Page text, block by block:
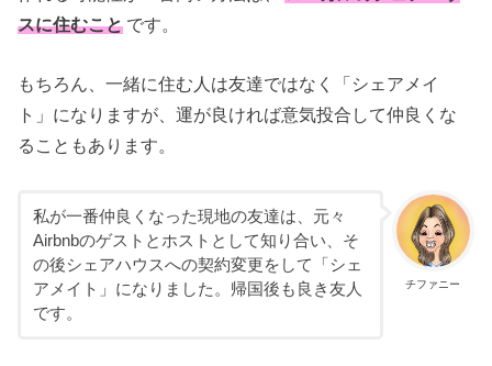
スに住むこと です。
もちろん、一緒に住む人は友達ではなく「シェアメイ
ト」になりますが、運が良ければ意気投合して仲良くな
ることもあります。
チファニー
私が一番仲良くなった現地の友達は、元々
Airbnbのゲストとホストとして知り合い、そ
の後シェアハウスへの契約変更をして「シェ
アメイト」になりました。帰国後も良き友人
です。